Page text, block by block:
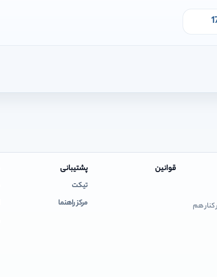
کنار هم
قوانین پشتیبانی
تیکت
مرکز راهنما